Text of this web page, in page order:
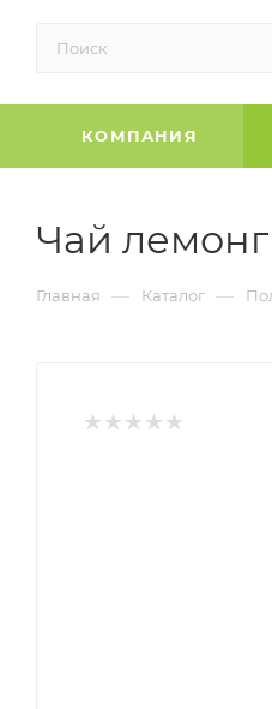
КОМПАНИЯ
Чай
Главная — Каталог —